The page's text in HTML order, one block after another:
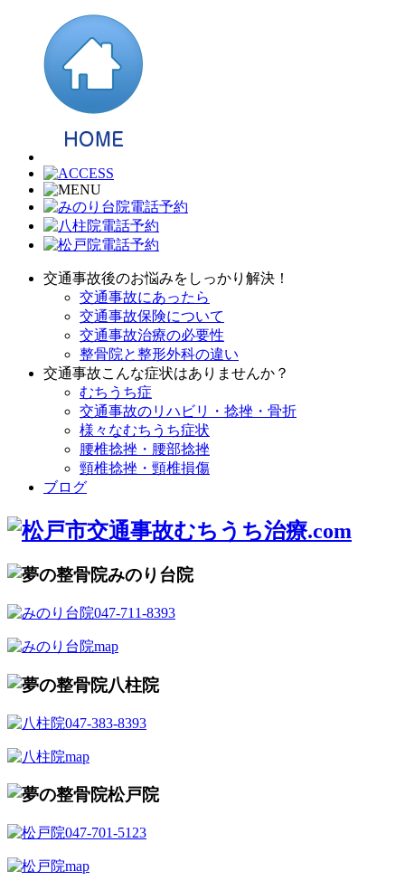
交通事故後のお悩みをしっかり解決！
交通事故にあったら
交通事故保険について
交通事故治療の必要性
整骨院と整形外科の違い
交通事故こんな症状はありませんか？
むちうち症
交通事故のリハビリ・捻挫・骨折
様々なむちうち症状
腰椎捻挫・腰部捻挫
頸椎捻挫・頸椎損傷
ブログ